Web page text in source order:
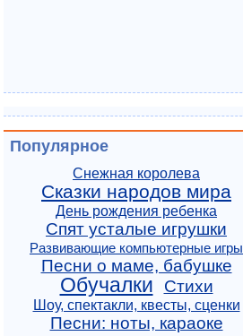
Популярное
Снежная королева
Сказки народов мира
День рождения ребенка
Спят усталые игрушки
Развивающие компьютерные игры
Песни о маме, бабушке
Обучалки Стихи
Шоу, спектакли, квесты, сценки
Песни: ноты, караоке